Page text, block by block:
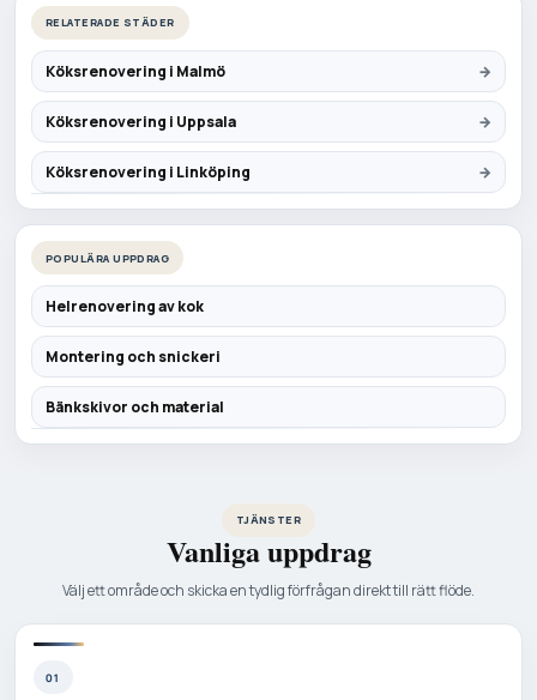
RELATERADE STÄDER
Köksrenovering i Malmö
Köksrenovering i Uppsala
Köksrenovering i Linköping
POPULÄRA UPPDRAG
Helrenovering av kok
Montering och snickeri
Bänkskivor och material
TJÄNSTER
Vanliga uppdrag
Välj ett område och skicka en tydlig förfrågan direkt till rätt flöde.
01